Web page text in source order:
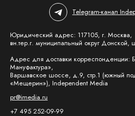
Telegram-канал
Юридический адрес: 117105, г. Москва,
вн.тер.г. муниципальный округ
Адрес для доставки корреспонденции:
Мануфактура»,
Варшавское шоссе, д.9, стр.1 (южный
«Мещерин»), Independent Media
pr@imedia.ru
+7 495 252-09-99